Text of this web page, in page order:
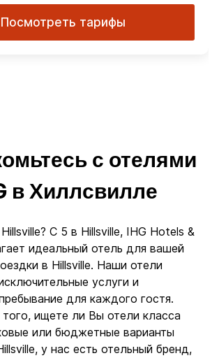
Посмотреть тарифы
с отелями
в Хиллсвилле
С 5 в Hillsville, IHG Hotels &
идеальный отель для вашей
в Hillsville. Наши отели
услуги и
для каждого гостя.
ищете ли Вы отели класса
или бюджетные варианты
у нас есть отельный бренд,